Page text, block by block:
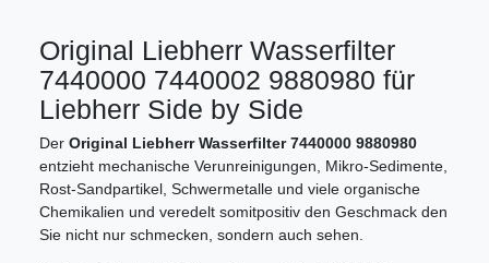
Original Liebherr Wasserfilter
7440000 7440002 9880980 für
Liebherr Side by Side
Der Original Liebherr Wasserfilter 7440000 9880980
entzieht mechanische Verunreinigungen, Mikro-Sedimente,
Rost-Sandpartikel, Schwermetalle und viele organische
Chemikalien und veredelt somitpositiv den Geschmack den
Sie nicht nur schmecken, sondern auch sehen.